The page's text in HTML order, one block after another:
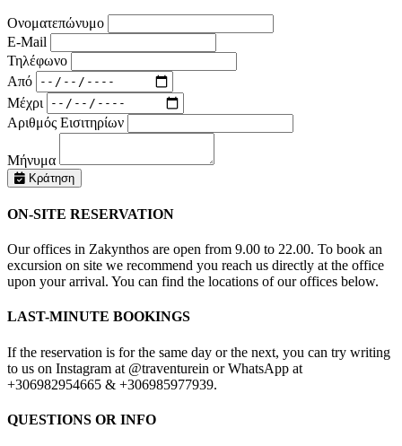
Ονοματεπώνυμο
E-Mail
Τηλέφωνο
Από
Μέχρι
Αριθμός Εισιτηρίων
Μήνυμα
Κράτηση
ON-SITE RESERVATION
Our offices in Zakynthos are open from 9.00 to 22.00. To book an
excursion on site we recommend you reach us directly at the office
upon your arrival. You can find the locations of our offices below.
LAST-MINUTE BOOKINGS
If the reservation is for the same day or the next, you can try writing
to us on Instagram at @traventurein or WhatsApp at
+306982954665 & +306985977939.
QUESTIONS OR INFO